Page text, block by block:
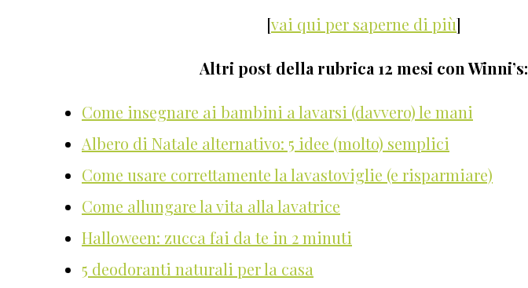
[vai qui per saperne di più]
Altri post della rubrica 12 mesi con Winni’s:
Come insegnare ai bambini a lavarsi (davvero) le mani
Albero di Natale alternativo: 5 idee (molto) semplici
Come usare correttamente la lavastoviglie (e risparmiare)
Come allungare la vita alla lavatrice
Halloween: zucca fai da te in 2 minuti
5 deodoranti naturali per la casa